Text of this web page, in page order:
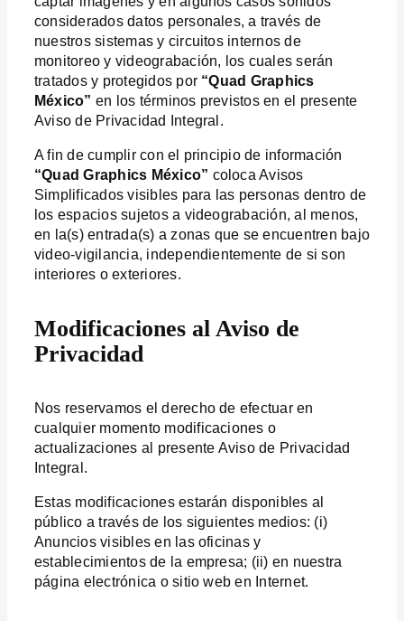
considerados datos personales, a través de
nuestros sistemas y circuitos internos de
monitoreo y videograbación, los cuales serán
tratados y protegidos por “Quad Graphics
México” en los términos previstos en el presente
Aviso de Privacidad Integral.
A fin de cumplir con el principio de información
“Quad Graphics México” coloca Avisos
Simplificados visibles para las personas dentro de
los espacios sujetos a videograbación, al menos,
en la(s) entrada(s) a zonas que se encuentren bajo
video-vigilancia, independientemente de si son
interiores o exteriores.
Modificaciones al Aviso de
Privacidad
Nos reservamos el derecho de efectuar en
cualquier momento modificaciones o
actualizaciones al presente Aviso de Privacidad
Integral.
Estas modificaciones estarán disponibles al
público a través de los siguientes medios: (i)
Anuncios visibles en las oficinas y
establecimientos de la empresa; (ii) en nuestra
página electrónica o sitio web en Internet.